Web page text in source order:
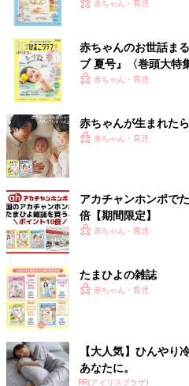
いっぱい！
赤ちゃん・育児
赤ちゃんのお世話ま
ブ 夏号』〈巻頭大特
く！ おっぱい・ミル
赤ちゃん・育児
赤ちゃんが生まれた
赤ちゃん・育児
アカチャンホンポで
倍【期間限定】
赤ちゃん・育児
たまひよの雑誌
赤ちゃん・育児
【大人気】ひんやり
あなたに。
PR(アイリスプラザ)